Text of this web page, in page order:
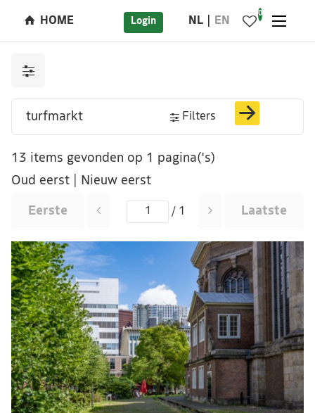
HOME Login NL EN
0
Filters
13 items gevonden op 1 pagina('s)
Oud eerst
Nieuw eerst
Eerste / 1 Laatste